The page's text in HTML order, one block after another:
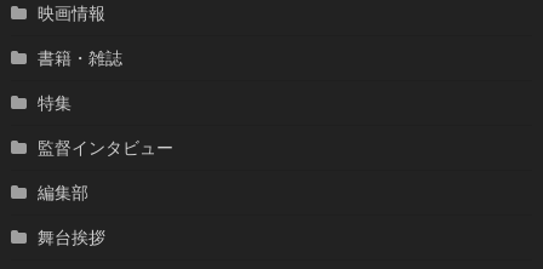
映画情報
書籍・雑誌
特集
監督インタビュー
編集部
舞台挨拶